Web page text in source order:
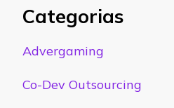
Categorias
Advergaming
Co-Dev Outsourcing